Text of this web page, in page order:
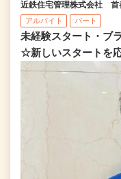
近鉄住宅管理株式会社 首
アルバイト パート
未経験スタート・ブ
☆新しいスタートを